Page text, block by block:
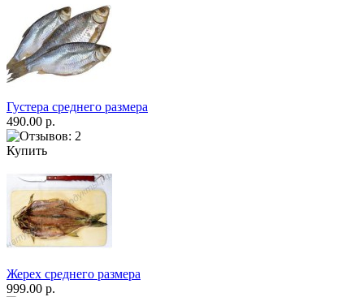
Густера среднего размера
490.00 р.
Купить
Жерех среднего размера
999.00 р.